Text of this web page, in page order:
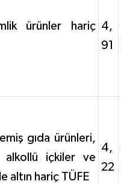
ürünler hariç 4,
91
gıda ürünleri,
alkollü içkiler ve
altın hariç TÜFE
4,
22